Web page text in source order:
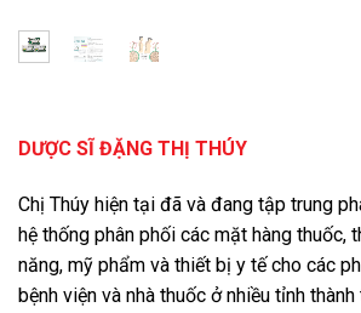
DƯỢC SĨ ĐẶNG THỊ THÚY
Chị Thúy hiện tại đã và đang tập trung
hệ thống phân phối các mặt hàng thuốc,
năng, mỹ phẩm và thiết bị y tế cho các
bệnh viện và nhà thuốc ở nhiều tỉnh